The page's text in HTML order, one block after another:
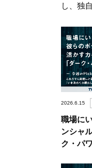
し、独
2026.6.15
職場に
ンシャ
ク・パ